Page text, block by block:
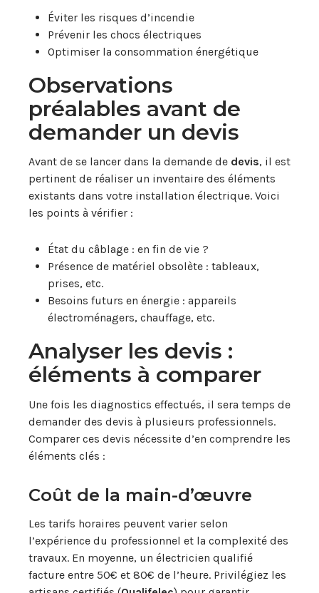
Éviter les risques d’incendie
Prévenir les chocs électriques
Optimiser la consommation énergétique
Observations
préalables avant de
demander un devis
Avant de se lancer dans la demande de devis, il est
pertinent de réaliser un inventaire des éléments
existants dans votre installation électrique. Voici
les points à vérifier :
État du câblage : en fin de vie ?
Présence de matériel obsolète : tableaux,
prises, etc.
Besoins futurs en énergie : appareils
électroménagers, chauffage, etc.
Analyser les devis :
éléments à comparer
Une fois les diagnostics effectués, il sera temps de
demander des devis à plusieurs professionnels.
Comparer ces devis nécessite d’en comprendre les
éléments clés :
Coût de la main-d’œuvre
Les tarifs horaires peuvent varier selon
l’expérience du professionnel et la complexité des
travaux. En moyenne, un électricien qualifié
facture entre 50€ et 80€ de l’heure. Privilégiez les